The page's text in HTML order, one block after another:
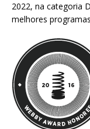
2022, na categoria
melhores